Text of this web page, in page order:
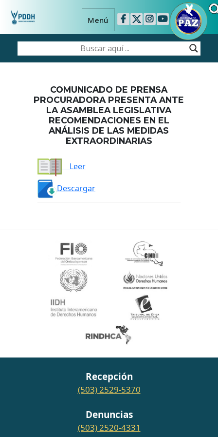
Menú
COMUNICADO DE PRENSA
PROCURADORA PRESENTA ANTE
LA ASAMBLEA LEGISLATIVA
RECOMENDACIONES EN EL
ANÁLISIS DE LAS MEDIDAS
EXTRAORDINARIAS
Leer
Descargar
Recepción
(503) 2529-5370
Denuncias
(503) 2520-4331